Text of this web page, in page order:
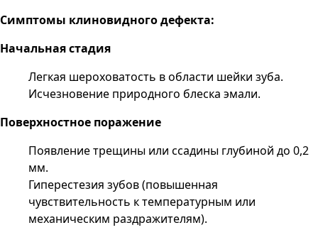
Симптомы клиновидного дефекта:
Начальная стадия
Легкая шероховатость в области шейки зуба.
Исчезновение природного блеска эмали.
Поверхностное поражение
Появление трещины или ссадины глубиной до 0,2
мм.
Гиперестезия зубов (повышенная
чувствительность к температурным или
механическим раздражителям).